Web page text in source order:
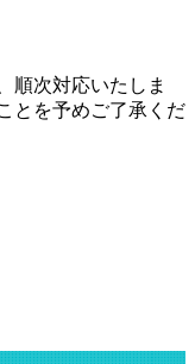
順次対応いたしま
とを予めご了承くだ